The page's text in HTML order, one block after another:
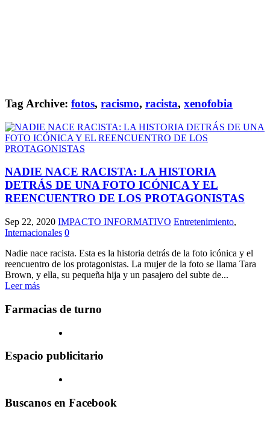
Tag Archive: fotos, racismo, racista, xenofobia
NADIE NACE RACISTA: LA HISTORIA
DETRÁS DE UNA FOTO ICÓNICA Y EL
REENCUENTRO DE LOS PROTAGONISTAS
Sep 22, 2020 IMPACTO INFORMATIVO Entretenimiento,
Internacionales 0
Nadie nace racista. Esta es la historia detrás de la foto icónica y el
reencuentro de los protagonistas. La mujer de la foto se llama Tara
Brown, y ella, su pequeña hija y un pasajero del subte de...
Leer más
Farmacias de turno
Espacio publicitario
Buscanos en Facebook